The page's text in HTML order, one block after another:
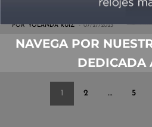
UNA LUNA
POR YOLANDA RUIZ 07/27/2023
1 2 … 5
NAVEGA POR
DEDICADA